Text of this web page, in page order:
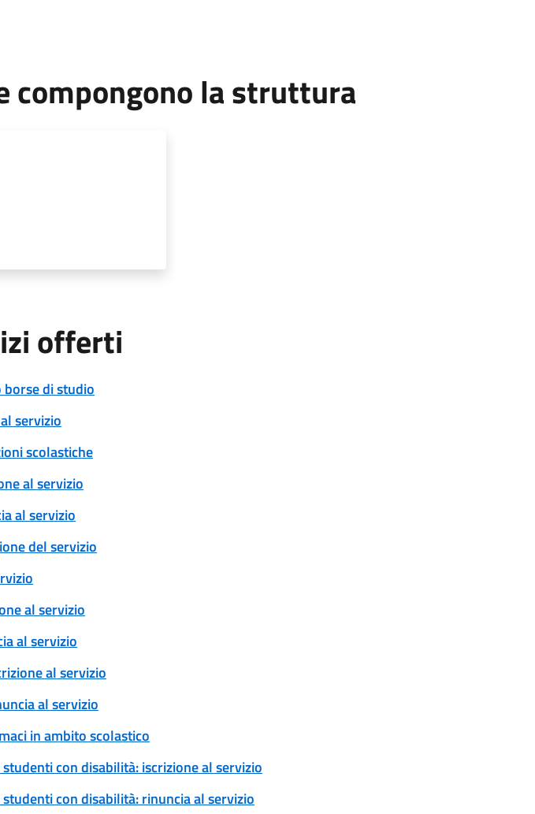
compongono la struttura
offerti
di studio
servizio
scolastiche
al servizio
al servizio
del servizio
al servizio
al servizio
al servizio
al servizio
in ambito scolastico
con disabilità: iscrizione al servizio
con disabilità: rinuncia al servizio